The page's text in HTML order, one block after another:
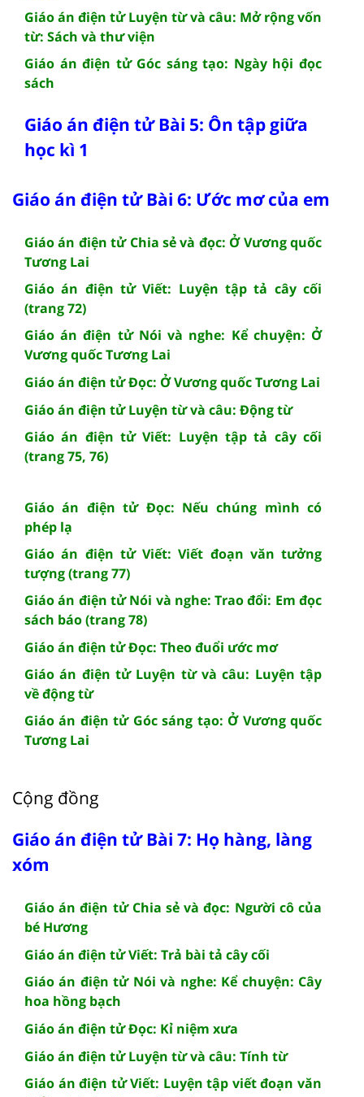
Giáo án điện tử Luyện từ và câu: Mở rộng vốn
từ: Sách và thư viện
Giáo án điện tử Góc sáng tạo: Ngày hội đọc
sách
Giáo án điện tử Bài 5: Ôn tập giữa
học kì 1
Giáo án điện tử Bài 6: Ước mơ của em
Giáo án điện tử Chia sẻ và đọc: Ở Vương quốc
Tương Lai
Giáo án điện tử Viết: Luyện tập tả cây cối
(trang 72)
Giáo án điện tử Nói và nghe: Kể chuyện: Ở
Vương quốc Tương Lai
Giáo án điện tử Đọc: Ở Vương quốc Tương Lai
Giáo án điện tử Luyện từ và câu: Động từ
Giáo án điện tử Viết: Luyện tập tả cây cối
(trang 75, 76)
Giáo án điện tử Đọc: Nếu chúng mình có
phép lạ
Giáo án điện tử Viết: Viết đoạn văn tưởng
tượng (trang 77)
Giáo án điện tử Nói và nghe: Trao đổi: Em đọc
sách báo (trang 78)
Giáo án điện tử Đọc: Theo đuổi ước mơ
Giáo án điện tử Luyện từ và câu: Luyện tập
về động từ
Giáo án điện tử Góc sáng tạo: Ở Vương quốc
Tương Lai
Cộng đồng
Giáo án điện tử Bài 7: Họ hàng, làng
xóm
Giáo án điện tử Chia sẻ và đọc: Người cô của
bé Hương
Giáo án điện tử Viết: Trả bài tả cây cối
Giáo án điện tử Nói và nghe: Kể chuyện: Cây
hoa hồng bạch
Giáo án điện tử Đọc: Kỉ niệm xưa
Giáo án điện tử Luyện từ và câu: Tính từ
Giáo án điện tử Viết: Luyện tập viết đoạn văn